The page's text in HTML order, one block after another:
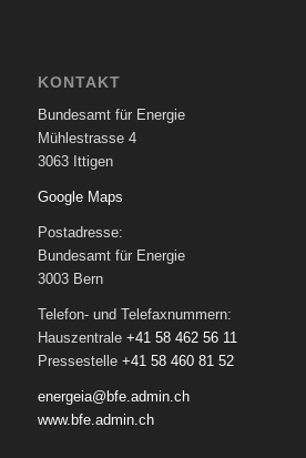
KONTAKT
Bundesamt für Energie
Mühlestrasse 4
3063 Ittigen
Google Maps
Postadresse:
Bundesamt für Energie
3003 Bern
Telefon- und Telefaxnummern:
Hauszentrale +41 58 462 56 11
Pressestelle +41 58 460 81 52
energeia@bfe.admin.ch
www.bfe.admin.ch